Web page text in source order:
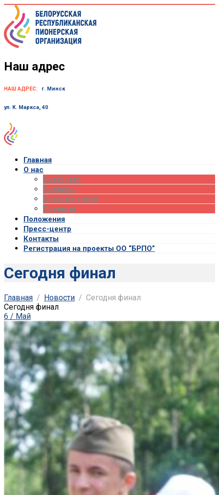
Skip
content
Наш адрес
НАШ АДРЕС: г. Минск
ул. К. Маркса, 40
Главная
О нас
Октябрята
Пионеры
Система роста
Проекты
Положения
Пресс-центр
Контакты
Регистрация на проекты ОО “БРПО”
Сегодня финал
Главная Новости
Сегодня финал
Сегодня финал
6 / Май